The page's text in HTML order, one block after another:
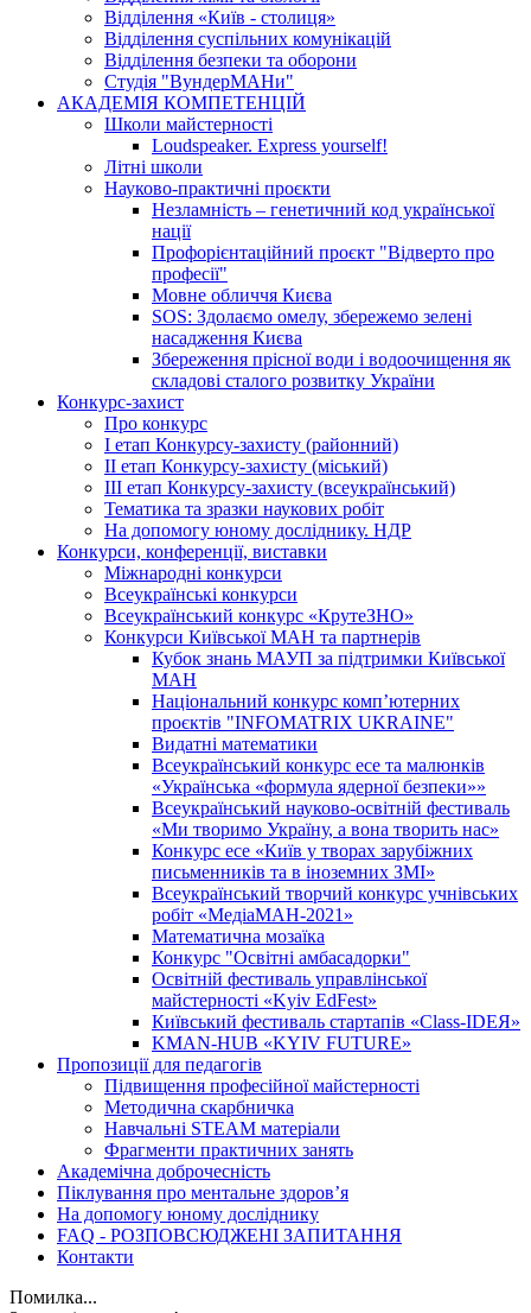
Відділення «Київ - столиця»
Відділення суспільних комунікацій
Відділення безпеки та оборони
Студія "ВундерМАНи"
АКАДЕМІЯ КОМПЕТЕНЦІЙ
Школи майстерності
Loudspeaker. Express yourself!
Літні школи
Науково-практичні проєкти
Незламність – генетичний код української
нації
Профорієнтаційний проєкт "Відверто про
професії"
Мовне обличчя Києва
SOS: Здолаємо омелу, збережемо зелені
насадження Києва
Збереження прісної води і водоочищення як
складові сталого розвитку України
Конкурс-захист
Про конкурс
І етап Конкурсу-захисту (районний)
ІІ етап Конкурсу-захисту (міський)
ІІІ етап Конкурсу-захисту (всеукраїнський)
Тематика та зразки наукових робіт
На допомогу юному досліднику. НДР
Конкурси, конференції, виставки
Міжнародні конкурси
Всеукраїнські конкурси
Всеукраїнський конкурс «КрутеЗНО»
Конкурси Київської МАН та партнерів
Кубок знань МАУП за підтримки Київської
МАН
Національний конкурс комп’ютерних
проєктів "INFOMATRIX UKRAINE"
Видатні математики
Всеукраїнський конкурс есе та малюнків
«Українська «формула ядерної безпеки»»
Всеукраїнський науково-освітній фестиваль
«Ми творимо Україну, а вона творить нас»
Конкурс есе «Київ у творах зарубіжних
письменників та в іноземних ЗМІ»
Всеукраїнський творчий конкурс учнівських
робіт «МедіаМАН-2021»
Математична мозаїка
Конкурс "Освітні амбасадорки"
Освітній фестиваль управлінської
майстерності «Kyiv EdFest»
Київський фестиваль стартапів «Class-IDEЯ»
KMAN-HUB «KYIV FUTURE»
Пропозиції для педагогів
Підвищення професійної майстерності
Методична скарбничка
Навчальні STEAM матеріали
Фрагменти практичних занять
Академічна доброчесність
Піклування про ментальне здоровʼя
На допомогу юному досліднику
FAQ - РОЗПОВСЮДЖЕНІ ЗАПИТАННЯ
Контакти
Помилка...